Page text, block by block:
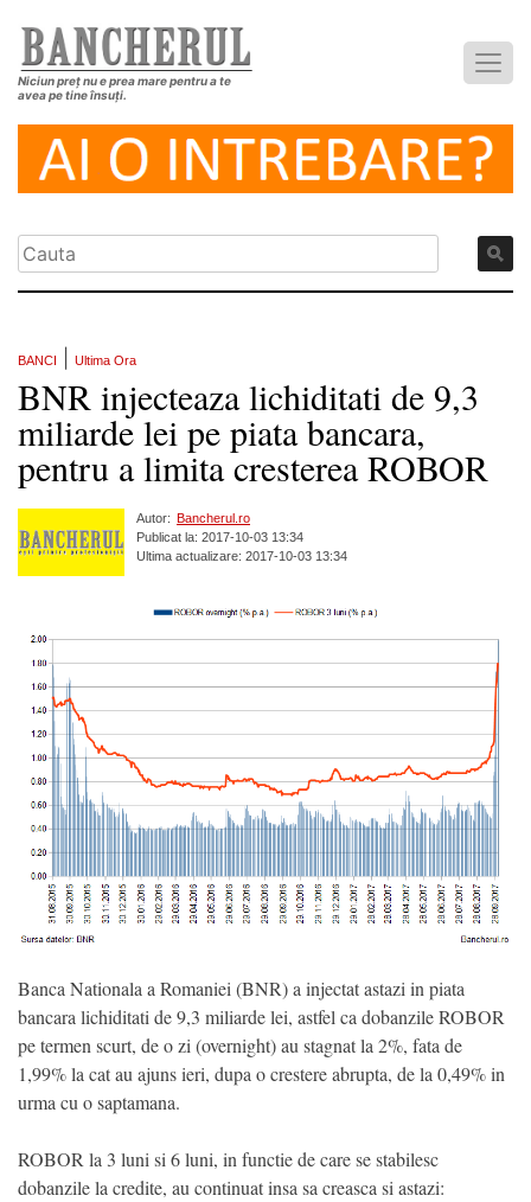
Niciun preț nu e prea mare pentru a te
avea pe tine însuți.
BANCI Ultima Ora
BNR injecteaza lichiditati de 9,3
miliarde lei pe piata bancara,
pentru a limita cresterea ROBOR
Autor: Bancherul.ro
Publicat la: 2017-10-03 13:34
Ultima actualizare: 2017-10-03 13:34
Banca Nationala a Romaniei (BNR) a injectat astazi in piata
bancara lichiditati de 9,3 miliarde lei, astfel ca dobanzile ROBOR
pe termen scurt, de o zi (overnight) au stagnat la 2%, fata de
1,99% la cat au ajuns ieri, dupa o crestere abrupta, de la 0,49% in
urma cu o saptamana.
ROBOR la 3 luni si 6 luni, in functie de care se stabilesc
dobanzile la credite, au continuat insa sa creasca si astazi: